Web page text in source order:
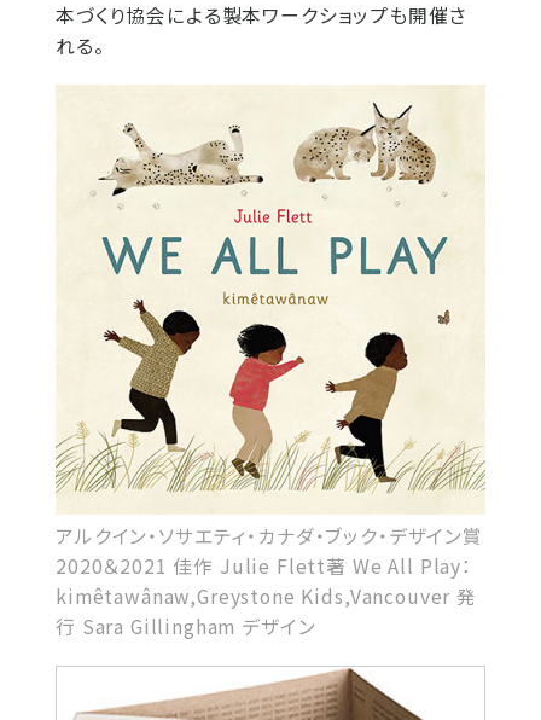
本づくり協会による製本ワークショップも開催さ
れる。
アルクイン・ソサエティ・カナダ・ブック・デザイン賞
2020＆2021 佳作 Julie Flett著 We All Play：
kimêtawânaw,Greystone Kids,Vancouver 発
行 Sara Gillingham デザイン